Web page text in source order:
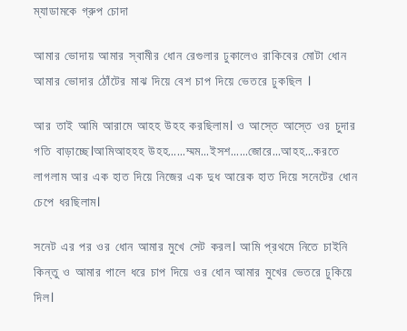
ম্যাডামকে গ্রুপ চোদা
আমার ভোদায় আমার স্বামীর ধোন রেগুলার ঢুকালেও রাকিবের মোটা ধোন
আমার ভোদার ঠোঁটের মাঝ দিয়ে বেশ চাপ দিয়ে ভেতরে ঢুকছিল ।
আর তাই আমি আরামে আহহ উহহ করছিলাম। ও আস্তে আস্তে ওর চুদার
গতি বাড়াচ্ছে।আমিআহহহ উহহ……ম্মম…ইসশ……জোরে…আহহ…করতে
লাগলাম আর এক হাত দিয়ে নিজের এক দুধ আরেক হাত দিয়ে সনেটের ধোন
চেপে ধরছিলাম।
সনেট এর পর ওর ধোন আমার মুখে সেট করল। আমি প্রথমে নিতে চাইনি
কিন্তু ও আমার গালে ধরে চাপ দিয়ে ওর ধোন আমার মুখের ভেতরে ঢুকিয়ে
দিল।